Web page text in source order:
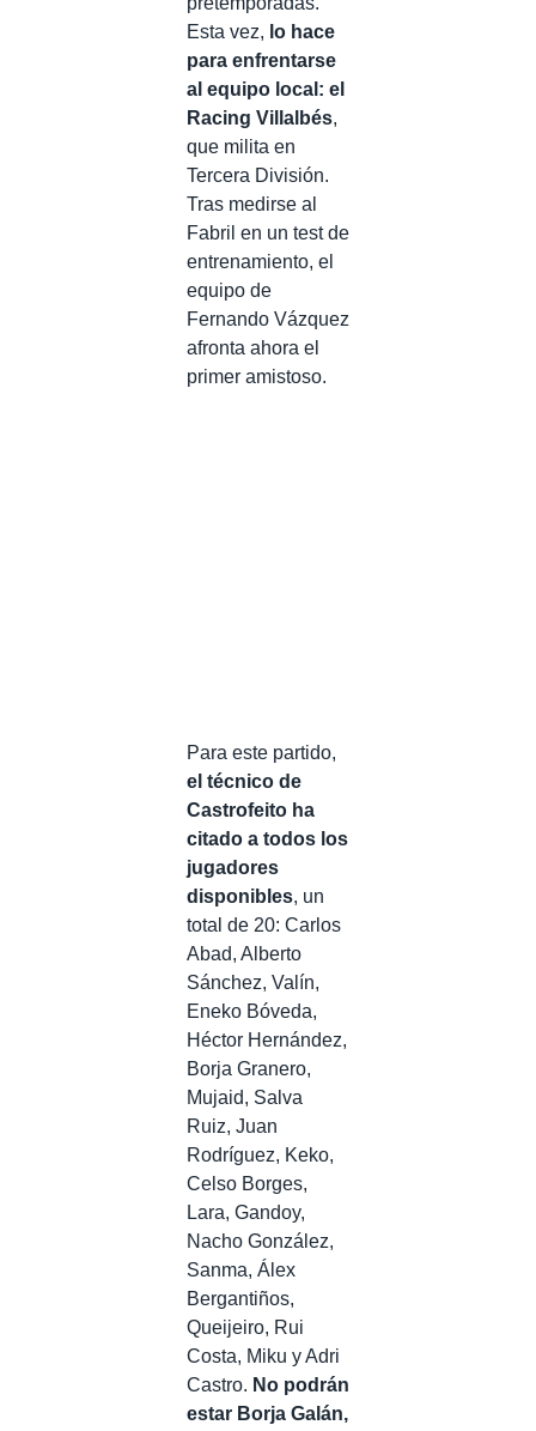
Esta vez, lo hace
para enfrentarse
al equipo local: el
Racing Villalbés,
que milita en
Tercera División.
Tras medirse al
Fabril en un test de
entrenamiento, el
equipo de
Fernando Vázquez
afronta ahora el
primer amistoso.
Para este partido,
el técnico de
Castrofeito ha
citado a todos los
jugadores
disponibles, un
total de 20: Carlos
Abad, Alberto
Sánchez, Valín,
Eneko Bóveda,
Héctor Hernández,
Borja Granero,
Mujaid, Salva
Ruiz, Juan
Rodríguez, Keko,
Celso Borges,
Lara, Gandoy,
Nacho González,
Sanma, Álex
Bergantiños,
Queijeiro, Rui
Costa, Miku y Adri
Castro. No podrán
estar Borja Galán,